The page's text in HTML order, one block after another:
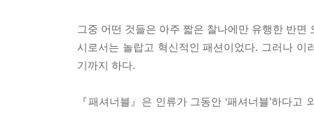
그중 어떤 것들은 아주 짧은 찰나에만 유행한 반
시로서는 놀랍고 혁신적인 패션이었다. 그러나
기까지 하다.
『패셔너블』은 인류가 그동안 ‘패셔너블’하다